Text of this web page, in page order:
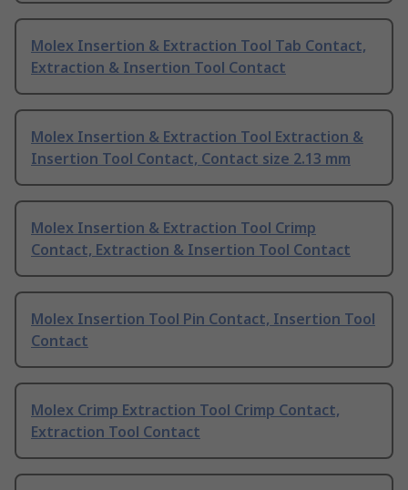
Molex Insertion & Extraction Tool Tab Contact,
Extraction & Insertion Tool Contact
Molex Insertion & Extraction Tool Extraction &
Insertion Tool Contact, Contact size 2.13 mm
Molex Insertion & Extraction Tool Crimp
Contact, Extraction & Insertion Tool Contact
Molex Insertion Tool Pin Contact, Insertion Tool
Contact
Molex Crimp Extraction Tool Crimp Contact,
Extraction Tool Contact